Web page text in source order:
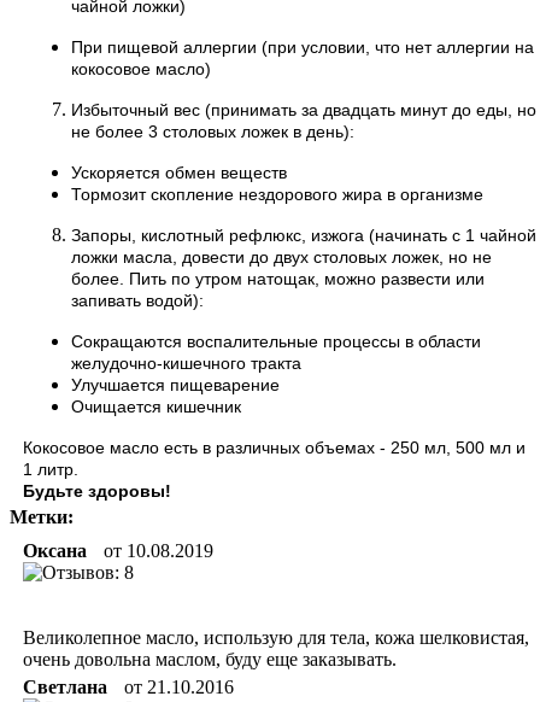
чайной ложки)
При пищевой аллергии (при условии, что нет аллергии на
кокосовое масло)
Избыточный вес (принимать за двадцать минут до еды, но
не более 3 столовых ложек в день):
Ускоряется обмен веществ
Тормозит скопление нездорового жира в организме
Запоры, кислотный рефлюкс, изжога (начинать с 1 чайной
ложки масла, довести до двух столовых ложек, но не
более. Пить по утром натощак, можно развести или
запивать водой):
Сокращаются воспалительные процессы в области
желудочно-кишечного тракта
Улучшается пищеварение
Очищается кишечник
Кокосовое масло есть в различных объемах - 250 мл, 500 мл и
1 литр.
Будьте здоровы!
Метки:
Оксана
от 10.08.2019
Великолепное масло, использую для тела, кожа шелковистая,
очень довольна маслом, буду еще заказывать.
Светлана
от 21.10.2016